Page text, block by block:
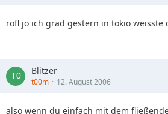
rofl jo ich grad gestern in tokio weisste
Blitzer
t00m 12. August 2006
also wenn du einfach mit dem